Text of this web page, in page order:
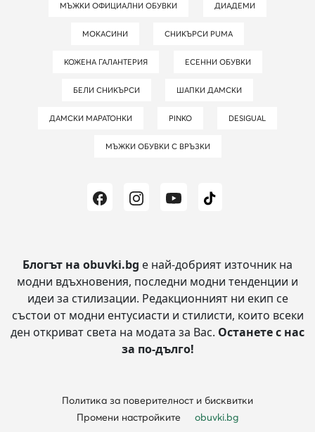
МЪЖКИ ОФИЦИАЛНИ ОБУВКИ ДИАДЕМИ
МОКАСИНИ СНИКЪРСИ PUMA
КОЖЕНА ГАЛАНТЕРИЯ ЕСЕННИ ОБУВКИ
БЕЛИ СНИКЪРСИ ШАПКИ ДАМСКИ
ДАМСКИ МАРАТОНКИ PINKO DESIGUAL
МЪЖКИ ОБУВКИ С ВРЪЗКИ
Блогът на obuvki.bg е най-добрият източник на
модни вдъхновения, последни модни тенденции и
идеи за стилизации. Редакционният ни екип се
състои от модни ентусиасти и стилисти, които всеки
ден откриват света на модата за Вас. Останете с нас
за по-дълго!
Политика за поверителност и бисквитки
Промени настройките
obuvki.bg